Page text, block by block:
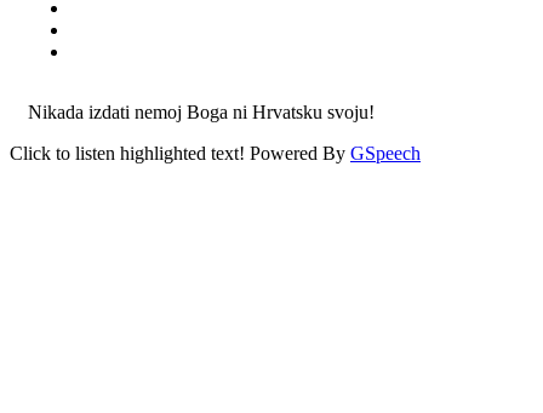
Nikada izdati nemoj Boga ni Hrvatsku svoju!
Click to listen highlighted text! Powered By GSpeech